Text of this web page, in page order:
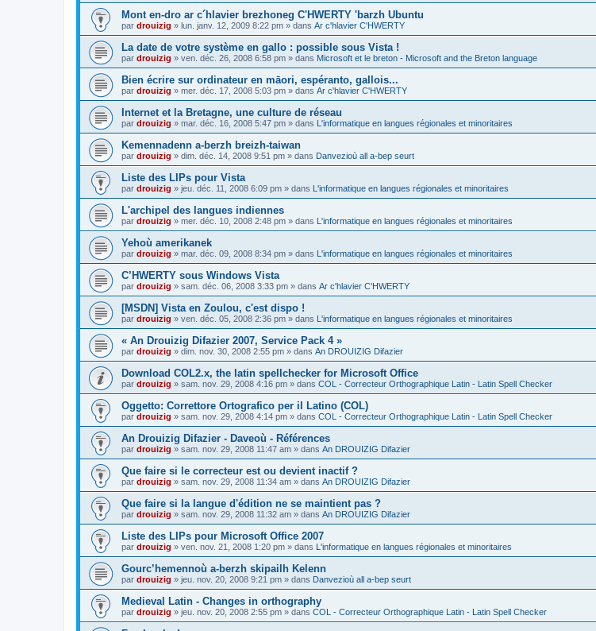
Mont en-dro ar c´hlavier brezhoneg C'HWERTY 'barzh Ubuntu
par drouizig » lun. janv. 12, 2009 8:22 pm » dans Ar c'hlavier C'HWERTY
La date de votre système en gallo : possible sous Vista !
par drouizig » ven. déc. 26, 2008 6:58 pm » dans Microsoft et le breton - Microsoft and the Breton language
Bien écrire sur ordinateur en māori, espéranto, gallois...
par drouizig » mer. déc. 17, 2008 5:03 pm » dans Ar c'hlavier C'HWERTY
Internet et la Bretagne, une culture de réseau
par drouizig » mar. déc. 16, 2008 5:47 pm » dans L'informatique en langues régionales et minoritaires
Kemennadenn a-berzh breizh-taiwan
par drouizig » dim. déc. 14, 2008 9:51 pm » dans Danvezioù all a-bep seurt
Liste des LIPs pour Vista
par drouizig » jeu. déc. 11, 2008 6:09 pm » dans L'informatique en langues régionales et minoritaires
L'archipel des langues indiennes
par drouizig » mer. déc. 10, 2008 2:48 pm » dans L'informatique en langues régionales et minoritaires
Yehoù amerikanek
par drouizig » mar. déc. 09, 2008 8:34 pm » dans L'informatique en langues régionales et minoritaires
C’HWERTY sous Windows Vista
par drouizig » sam. déc. 06, 2008 3:33 pm » dans Ar c'hlavier C'HWERTY
[MSDN] Vista en Zoulou, c'est dispo !
par drouizig » ven. déc. 05, 2008 2:36 pm » dans L'informatique en langues régionales et minoritaires
« An Drouizig Difazier 2007, Service Pack 4 »
par drouizig » dim. nov. 30, 2008 2:55 pm » dans An DROUIZIG Difazier
Download COL2.x, the latin spellchecker for Microsoft Office
par drouizig » sam. nov. 29, 2008 4:16 pm » dans COL - Correcteur Orthographique Latin - Latin Spell Checker
Oggetto: Correttore Ortografico per il Latino (COL)
par drouizig » sam. nov. 29, 2008 4:14 pm » dans COL - Correcteur Orthographique Latin - Latin Spell Checker
An Drouizig Difazier - Daveoù - Références
par drouizig » sam. nov. 29, 2008 11:47 am » dans An DROUIZIG Difazier
Que faire si le correcteur est ou devient inactif ?
par drouizig » sam. nov. 29, 2008 11:34 am » dans An DROUIZIG Difazier
Que faire si la langue d'édition ne se maintient pas ?
par drouizig » sam. nov. 29, 2008 11:32 am » dans An DROUIZIG Difazier
Liste des LIPs pour Microsoft Office 2007
par drouizig » ven. nov. 21, 2008 1:20 pm » dans L'informatique en langues régionales et minoritaires
Gourc’hemennoù a-berzh skipailh Kelenn
par drouizig » jeu. nov. 20, 2008 9:21 pm » dans Danvezioù all a-bep seurt
Medieval Latin - Changes in orthography
par drouizig » jeu. nov. 20, 2008 2:55 pm » dans COL - Correcteur Orthographique Latin - Latin Spell Checker